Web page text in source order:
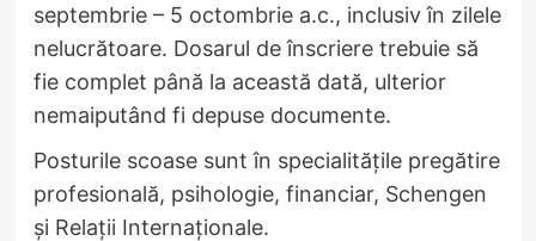
septembrie – 5 octombrie a.c., inclusiv în zilele
nelucrătoare. Dosarul de înscriere trebuie să
fie complet până la această dată, ulterior
nemaiputând fi depuse documente.
Posturile scoase sunt în specialitățile pregătire
profesională, psihologie, financiar, Schengen
și Relații Internaționale.